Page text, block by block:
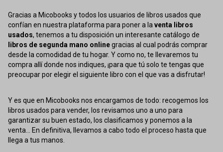
Gracias a Micobooks y todos los usuarios de libros usados que
confían en nuestra plataforma para poner a laventa libros
usados, tenemos a tu disposición un interesante catálogo de
libros de segunda mano onlinegracias al cual podrás comprar
desde la comodidad de tu hogar. Y como no, te llevaremos tu
compra allí donde nos indiques, ¡para que tú solo te tengas que
preocupar por elegir el siguiente libro con el que vas a disfrutar!
Y es que en Micobooks nos encargamos de todo: recogemos los
libros usados para vender, los revisamos uno a uno para
garantizar su buen estado, los clasificamos y ponemos a la
venta... En definitiva, llevamos a cabo todo el proceso hasta que
llega a tus manos.